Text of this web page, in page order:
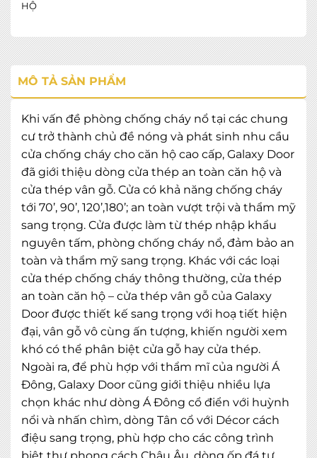
HỘ
MÔ TẢ SẢN PHẨM
Khi vấn đề phòng chống cháy nổ tại các chung
cư trở thành chủ đề nóng và phát sinh nhu cầu
cửa chống cháy cho căn hộ cao cấp, Galaxy Door
đã giới thiệu dòng cửa thép an toàn căn hộ và
cửa thép vân gỗ. Cửa có khả năng chống cháy
tới 70’, 90’, 120’,180’; an toàn vượt trội và thẩm mỹ
sang trọng. Cửa được làm từ thép nhập khẩu
nguyên tấm, phòng chống cháy nổ, đảm bảo an
toàn và thẩm mỹ sang trọng. Khác với các loại
cửa thép chống cháy thông thường, cửa thép
an toàn căn hộ – cửa thép vân gỗ của Galaxy
Door được thiết kế sang trọng với hoạ tiết hiện
đại, vân gỗ vô cùng ấn tượng, khiến người xem
khó có thể phân biệt cửa gỗ hay cửa thép.
Ngoài ra, để phù hợp với thẩm mĩ của người Á
Đông, Galaxy Door cũng giới thiệu nhiều lựa
chọn khác như dòng Á Đông cổ điển với huỳnh
nổi và nhấn chìm, dòng Tân cổ với Décor cách
điệu sang trọng, phù hợp cho các công trình